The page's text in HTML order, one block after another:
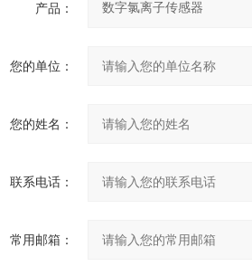
产品：
您的单位：
您的姓名：
联系电话：
常用邮箱：